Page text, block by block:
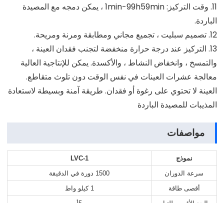
11. وقت التركيز: 1min-99h59min ، يمكن دمجه مع المصيدة
الباردة.
12. تصميم سبليت ، تجميع مجاني ومطابقة ومرنة ومريحة.
13. التركيز عند درجة حرارة منخفضة لتجنب فقدان العينة ،
والتمسخ ، وانخفاض النشاط ، والأكسدة. يمكن للإنتاجية العالية
معالجة عشرات العينات في نفس الوقت دون تلوث متقاطع.
العينة لا تحتوي على رغوة أو فقدان. طريقة آمنة وبسيطة لاستعادة
المذيبات للمصيدة الباردة
مواصفات
نموذج
LVC-1
سرعة الدوران
1500 دورة في الدقيقة
أقصى طاقة
1 كيلو واط